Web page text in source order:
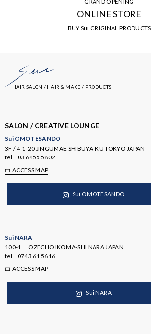
GRAND OPENING
ONLINE STORE
BUY Sui ORIGINAL PRODUCTS
HAIR SALON / HAIR & MAKE / PRODUCTS
SALON / CREATIVE LOUNGE
Sui OMOTESANDO
3F / 4-1-20 JINGUMAE SHIBUYA-KU TOKYO JAPAN
tel__ 03 6455 5802
ACCESS MAP
Sui OMOTESANDO
Sui NARA
100-1 OZECHO IKOMA-SHI NARA JAPAN
tel__ 0743 61 5616
ACCESS MAP
Sui NARA